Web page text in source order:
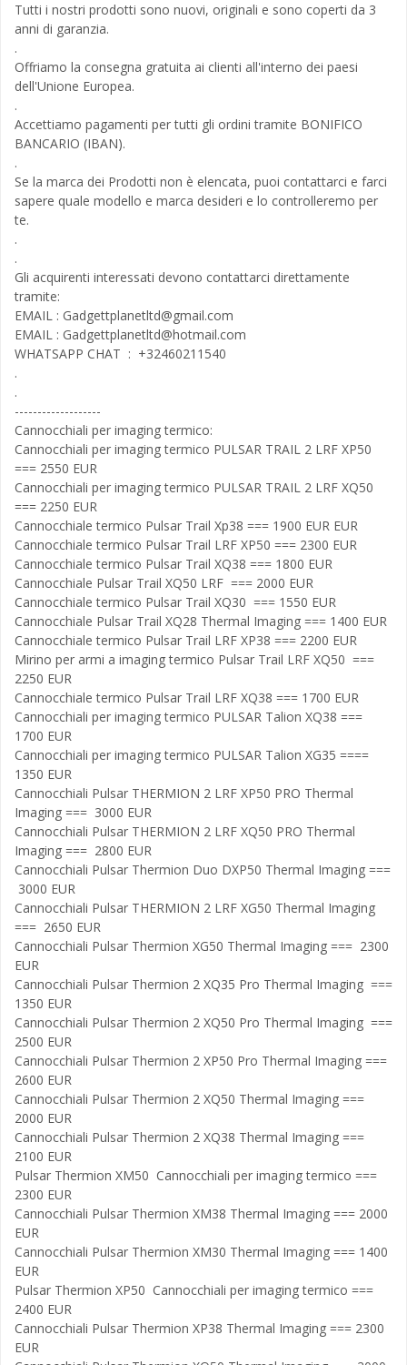
Tutti i nostri prodotti sono nuovi, originali e sono coperti da 3
anni di garanzia.
.
Offriamo la consegna gratuita ai clienti all'interno dei paesi
dell'Unione Europea.
.
Accettiamo pagamenti per tutti gli ordini tramite BONIFICO
BANCARIO (IBAN).
.
Se la marca dei Prodotti non è elencata, puoi contattarci e farci
sapere quale modello e marca desideri e lo controlleremo per
te.
.
.
Gli acquirenti interessati devono contattarci direttamente
tramite:
EMAIL : Gadgettplanetltd@gmail.com
EMAIL : Gadgettplanetltd@hotmail.com
WHATSAPP CHAT : +32460211540
.
.
-------------------
Cannocchiali per imaging termico:
Cannocchiali per imaging termico PULSAR TRAIL 2 LRF XP50
=== 2550 EUR
Cannocchiali per imaging termico PULSAR TRAIL 2 LRF XQ50
=== 2250 EUR
Cannocchiale termico Pulsar Trail Xp38 === 1900 EUR EUR
Cannocchiale termico Pulsar Trail LRF XP50 === 2300 EUR
Cannocchiale termico Pulsar Trail XQ38 === 1800 EUR
Cannocchiale Pulsar Trail XQ50 LRF === 2000 EUR
Cannocchiale termico Pulsar Trail XQ30 === 1550 EUR
Cannocchiale Pulsar Trail XQ28 Thermal Imaging === 1400 EUR
Cannocchiale termico Pulsar Trail LRF XP38 === 2200 EUR
Mirino per armi a imaging termico Pulsar Trail LRF XQ50 ===
2250 EUR
Cannocchiale termico Pulsar Trail LRF XQ38 === 1700 EUR
Cannocchiali per imaging termico PULSAR Talion XQ38 ===
1700 EUR
Cannocchiali per imaging termico PULSAR Talion XG35 ====
1350 EUR
Cannocchiali Pulsar THERMION 2 LRF XP50 PRO Thermal
Imaging === 3000 EUR
Cannocchiali Pulsar THERMION 2 LRF XQ50 PRO Thermal
Imaging === 2800 EUR
Cannocchiali Pulsar Thermion Duo DXP50 Thermal Imaging ===
3000 EUR
Cannocchiali Pulsar THERMION 2 LRF XG50 Thermal Imaging
=== 2650 EUR
Cannocchiali Pulsar Thermion XG50 Thermal Imaging === 2300
EUR
Cannocchiali Pulsar Thermion 2 XQ35 Pro Thermal Imaging ===
1350 EUR
Cannocchiali Pulsar Thermion 2 XQ50 Pro Thermal Imaging ===
2500 EUR
Cannocchiali Pulsar Thermion 2 XP50 Pro Thermal Imaging ===
2600 EUR
Cannocchiali Pulsar Thermion 2 XQ50 Thermal Imaging ===
2000 EUR
Cannocchiali Pulsar Thermion 2 XQ38 Thermal Imaging ===
2100 EUR
Pulsar Thermion XM50 Cannocchiali per imaging termico ===
2300 EUR
Cannocchiali Pulsar Thermion XM38 Thermal Imaging === 2000
EUR
Cannocchiali Pulsar Thermion XM30 Thermal Imaging === 1400
EUR
Pulsar Thermion XP50 Cannocchiali per imaging termico ===
2400 EUR
Cannocchiali Pulsar Thermion XP38 Thermal Imaging === 2300
EUR